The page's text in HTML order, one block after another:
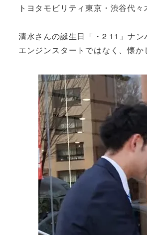
トヨタモビリティ東京・渋谷代
清水さんの誕生日「・2 11」ナ
エンジンスタートではなく、懐